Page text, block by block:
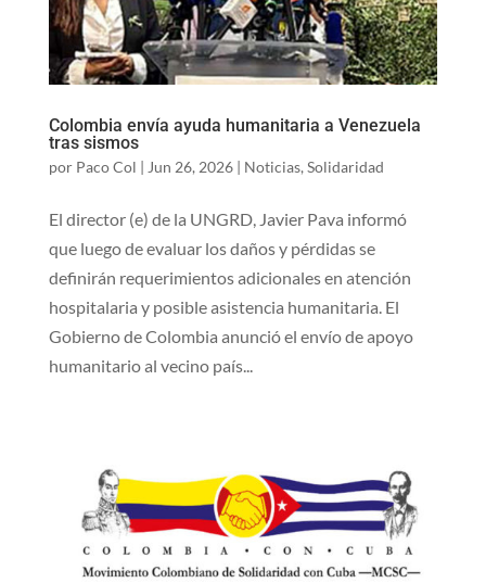
Colombia envía ayuda humanitaria a Venezuela
tras sismos
por Paco Col | Jun 26, 2026| Noticias, Solidaridad
El director (e) de la UNGRD, Javier Pava informó
que luego de evaluar los daños y pérdidas se
definirán requerimientos adicionales en atención
hospitalaria y posible asistencia​ humanitaria. ​El
Gobierno de Colombia anunció el envío de apoyo
humanitario al vecino país...